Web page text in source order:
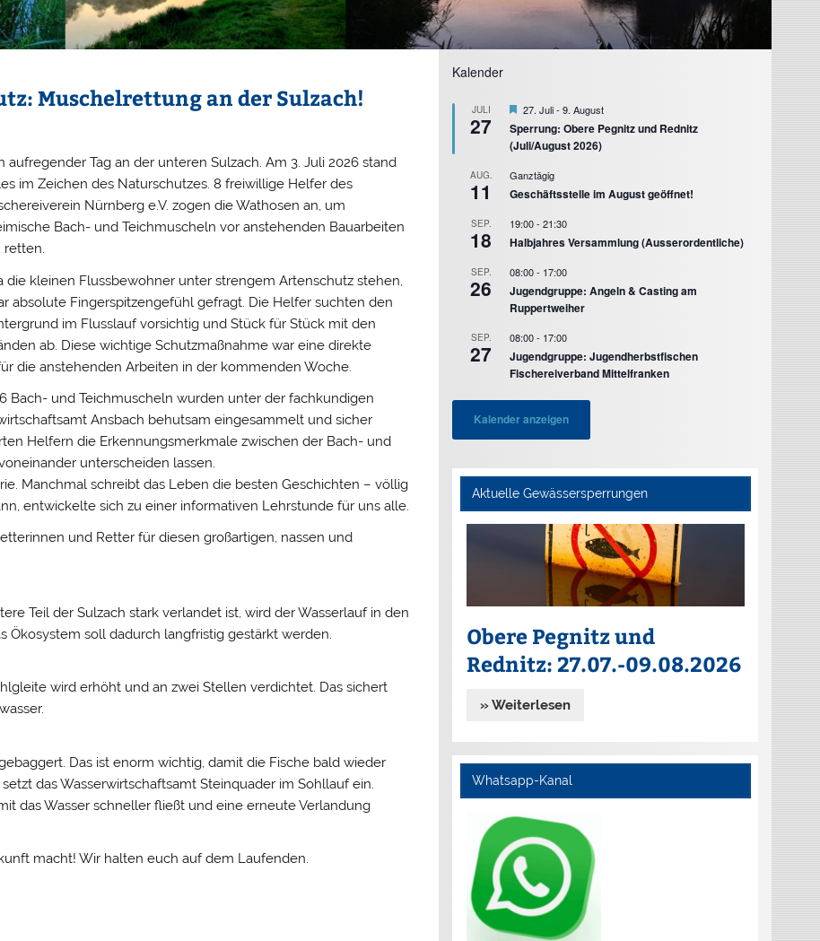
Muschelrettung an der Sulzach!
aufregender Tag an der unteren Sulzach. Am 3. Juli 2026 stand
im Zeichen des Naturschutzes. 8 freiwillige Helfer des
Nürnberg e.V. zogen die Wathosen an, um
Bach- und Teichmuscheln vor anstehenden Bauarbeiten
retten.
die kleinen Flussbewohner unter strengem Artenschutz stehen,
absolute Fingerspitzengefühl gefragt. Die Helfer suchten den
im Flusslauf vorsichtig und Stück für Stück mit den
ab. Diese wichtige Schutzmaßnahme war eine direkte
die anstehenden Arbeiten in der kommenden Woche.
Bach- und Teichmuscheln wurden unter der fachkundigen
Ansbach behutsam eingesammelt und sicher
Helfern die Erkennungsmerkmale zwischen der Bach- und
unterscheiden lassen.
Manchmal schreibt das Leben die besten Geschichten – völlig
entwickelte sich zu einer informativen Lehrstunde für uns alle.
und Retter für diesen großartigen, nassen und
Teil der Sulzach stark verlandet ist, wird der Wasserlauf in den
Ökosystem soll dadurch langfristig gestärkt werden.
wird erhöht und an zwei Stellen verdichtet. Das sichert
Das ist enorm wichtig, damit die Fische bald wieder
das Wasserwirtschaftsamt Steinquader im Sohllauf ein.
das Wasser schneller fließt und eine erneute Verlandung
macht! Wir halten euch auf dem Laufenden.
Kalender
JULI
27
Hervorgehoben
27. Juli-9. August
Sperrung: Obere Pegnitz und Rednitz
(Juli/August 2026)
AUG.
11
Ganztägig
Geschäftsstelle im August geöffnet!
SEP.
18
19:00-21:30
Halbjahres Versammlung (Ausserordentliche)
SEP.
26
08:00- 17:00
Jugendgruppe: Angeln & Casting am
Ruppertweiher
SEP.
27
08:00- 17:00
Jugendgruppe: Jugendherbstfischen
Fischereiverband Mittelfranken
Kalender anzeigen
Aktuelle Gewässersperrungen
Obere Pegnitz und
Rednitz: 27.07.-09.08.2026
» Weiterlesen
Whatsapp-Kanal